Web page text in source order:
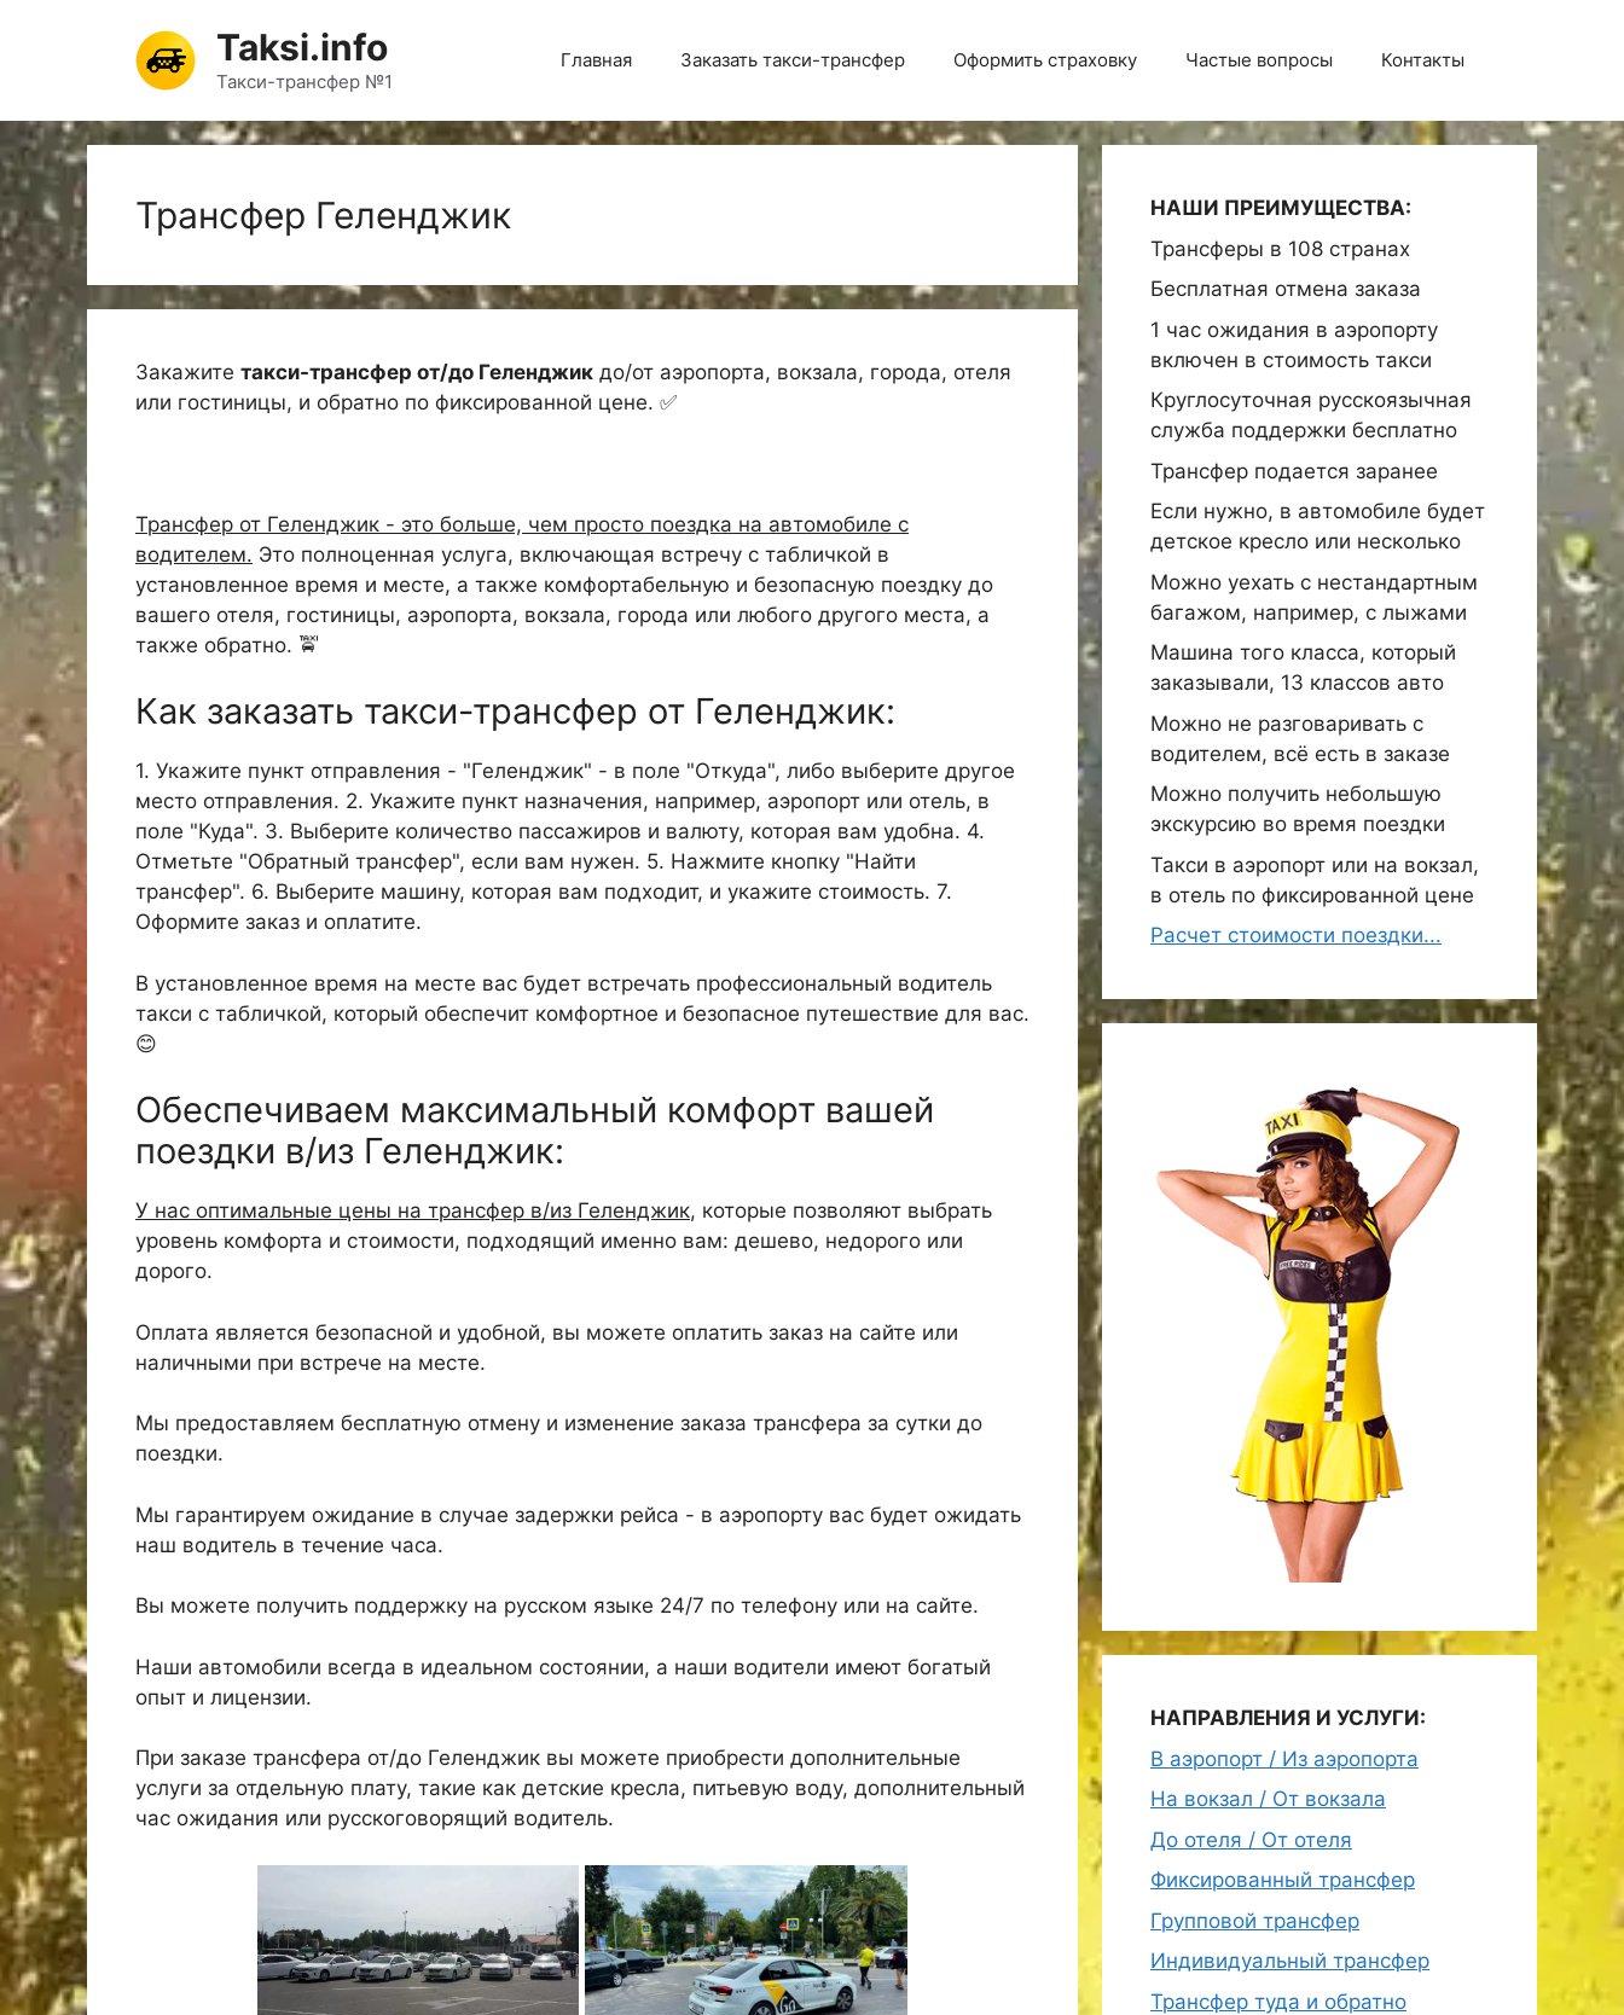
содержимому
Taksi.info
Такси-трансфер №1
Главная Заказать такси-трансфер Оформить страховку Частые вопросы Контакты
Трансфер Геленджик
Закажите такси-трансфер от/до Геленджик до/от аэропорта, вокзала, города, отеля
или гостиницы, и обратно по фиксированной цене. ✅
Трансфер от Геленджик - это больше, чем просто поездка на автомобиле с
водителем. Это полноценная услуга, включающая встречу с табличкой в
установленное время и месте, а также комфортабельную и безопасную поездку до
вашего отеля, гостиницы, аэропорта, вокзала, города или любого другого места, а
также обратно. 🚖
Как заказать такси-трансфер от Геленджик:
1. Укажите пункт отправления - "Геленджик" - в поле "Откуда", либо выберите другое
место отправления. 2. Укажите пункт назначения, например, аэропорт или отель, в
поле "Куда". 3. Выберите количество пассажиров и валюту, которая вам удобна. 4.
Отметьте "Обратный трансфер", если вам нужен. 5. Нажмите кнопку "Найти
трансфер". 6. Выберите машину, которая вам подходит, и укажите стоимость. 7.
Оформите заказ и оплатите.
В установленное время на месте вас будет встречать профессиональный водитель
такси с табличкой, который обеспечит комфортное и безопасное путешествие для вас.
😊
Обеспечиваем максимальный комфорт вашей
поездки в/из Геленджик:
У нас оптимальные цены на трансфер в/из Геленджик, которые позволяют выбрать
уровень комфорта и стоимости, подходящий именно вам: дешево, недорого или
дорого.
Оплата является безопасной и удобной, вы можете оплатить заказ на сайте или
наличными при встрече на месте.
Мы предоставляем бесплатную отмену и изменение заказа трансфера за сутки до
поездки.
Мы гарантируем ожидание в случае задержки рейса - в аэропорту вас будет ожидать
наш водитель в течение часа.
Вы можете получить поддержку на русском языке 24/7 по телефону или на сайте.
Наши автомобили всегда в идеальном состоянии, а наши водители имеют богатый
опыт и лицензии.
При заказе трансфера от/до Геленджик вы можете приобрести дополнительные
услуги за отдельную плату, такие как детские кресла, питьевую воду, дополнительный
час ожидания или русскоговорящий водитель.
НАШИ ПРЕИМУЩЕСТВА:
Трансферы в 108 странах
Бесплатная отмена заказа
1 час ожидания в аэропорту
включен в стоимость такси
Круглосуточная русскоязычная
служба поддержки бесплатно
Трансфер подается заранее
Если нужно, в автомобиле будет
детское кресло или несколько
Можно уехать с нестандартным
багажом, например, с лыжами
Машина того класса, который
заказывали, 13 классов авто
Можно не разговаривать с
водителем, всё есть в заказе
Можно получить небольшую
экскурсию во время поездки
Такси в аэропорт или на вокзал,
в отель по фиксированной цене
Расчет стоимости поездки...
НАПРАВЛЕНИЯ И УСЛУГИ:
В аэропорт / Из аэропорта
На вокзал / От вокзала
До отеля / От отеля
Фиксированный трансфер
Групповой трансфер
Индивидуальный трансфер
Трансфер туда и обратно